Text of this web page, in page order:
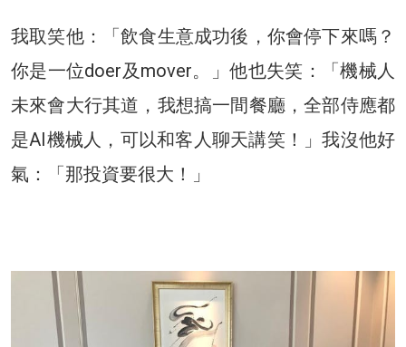
我取笑他：「飲食生意成功後，你會停下來嗎？
你是一位doer及mover。」他也失笑：「機械人
未來會大行其道，我想搞一間餐廳，全部侍應都
是AI機械人，可以和客人聊天講笑！」我沒他好
氣：「那投資要很大！」